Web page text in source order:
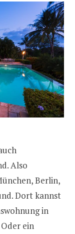
Also
Berlin,
Dort kannst
in
ein